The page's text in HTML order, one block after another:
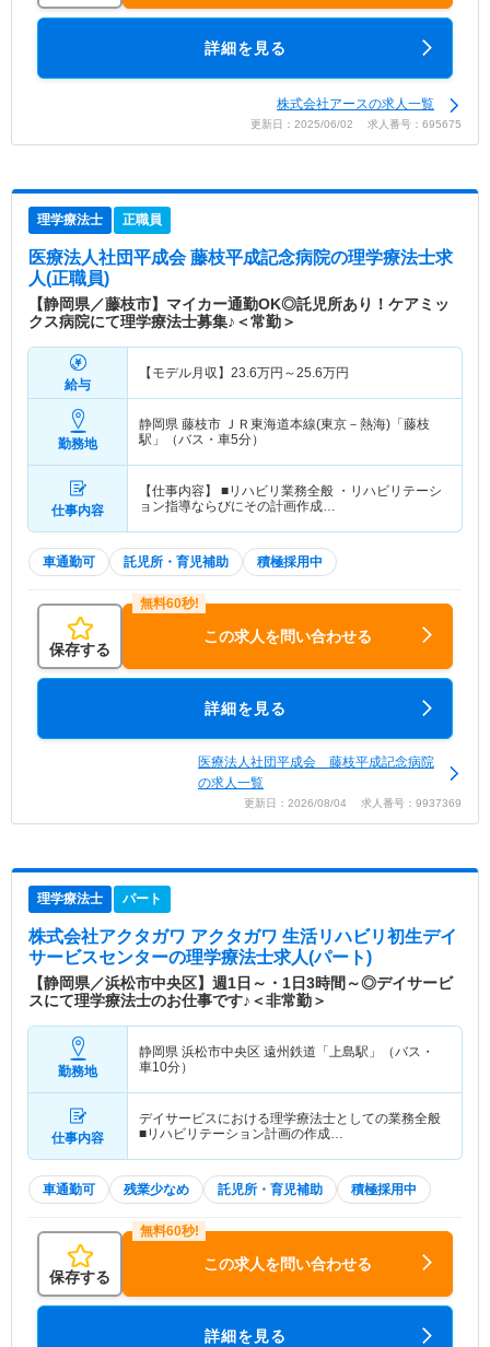
詳細を見る
株式会社アースの求人一覧
更新日：2025/06/02 求人番号：695675
理学療法士 正職員
医療法人社団平成会 藤枝平成記念病院の理学療法士求
人(正職員)
【静岡県／藤枝市】マイカー通勤OK◎託児所あり！ケアミッ
クス病院にて理学療法士募集♪＜常勤＞
給与
【モデル月収】 23.6万円～25.6万円
勤務地
静岡県 藤枝市 ＪＲ東海道本線(東京－熱海)「藤枝
駅」（バス・車5分）
仕事内容
【仕事内容】 ■リハビリ業務全般 ・リハビリテーシ
ョン指導ならびにその計画作成…
車通勤可 託児所・育児補助 積極採用中
保存する
この求人を問い合わせる
詳細を見る
医療法人社団平成会 藤枝平成記念病院
の求人一覧
更新日：2026/08/04 求人番号：9937369
理学療法士 パート
株式会社アクタガワ アクタガワ 生活リハビリ初生デイ
サービスセンターの理学療法士求人(パート)
【静岡県／浜松市中央区】週1日～・1日3時間～◎デイサービ
スにて理学療法士のお仕事です♪＜非常勤＞
勤務地
静岡県 浜松市中央区 遠州鉄道「上島駅」（バス・
車10分）
仕事内容
デイサービスにおける理学療法士としての業務全般
■リハビリテーション計画の作成…
車通勤可 残業少なめ 託児所・育児補助 積極採用中
保存する
この求人を問い合わせる
詳細を見る